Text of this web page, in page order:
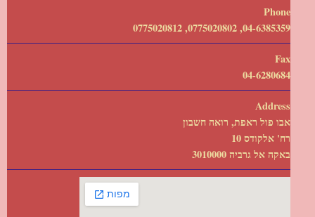
Phone
04-6385359, 0775020802, 0775020812
Fax
04-6280684
Address
אבו פול ראפת, רואה חשבון
רח' אלקודס 10
באקה אל גרביה 3010000